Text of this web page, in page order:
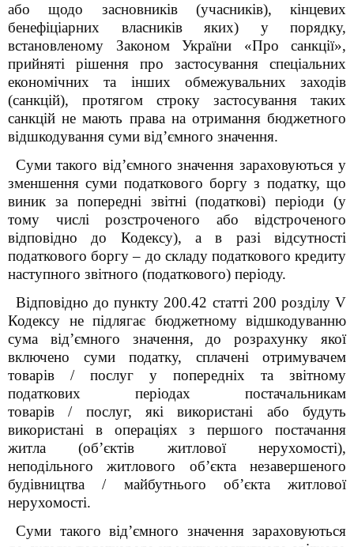
або щодо засновників (учасників), кінцевих
бенефіціарних власників яких) у порядку,
встановленому Законом України «Про санкції»,
прийняті рішення про застосування спеціальних
економічних та інших обмежувальних заходів
(санкцій), протягом строку застосування таких
санкцій не мають права на отримання бюджетного
відшкодування суми від’ємного значення.
Суми такого від’ємного значення зараховуються у
зменшення суми податкового боргу з податку, що
виник за попередні звітні (податкові) періоди (у
тому числі розстроченого або відстроченого
відповідно до Кодексу), а в разі відсутності
податкового боргу – до складу податкового кредиту
наступного звітного (податкового) періоду.
Відповідно до пункту 200.42 статті 200 розділу V
Кодексу не підлягає бюджетному відшкодуванню
сума від’ємного значення, до розрахунку якої
включено суми податку, сплачені отримувачем
товарів / послуг у попередніх та звітному
податкових періодах постачальникам
товарів / послуг, які використані або будуть
використані в операціях з першого постачання
житла (об’єктів житлової нерухомості),
неподільного житлового об’єкта незавершеного
будівництва / майбутнього об’єкта житлової
нерухомості.
Суми такого від’ємного значення зараховуються